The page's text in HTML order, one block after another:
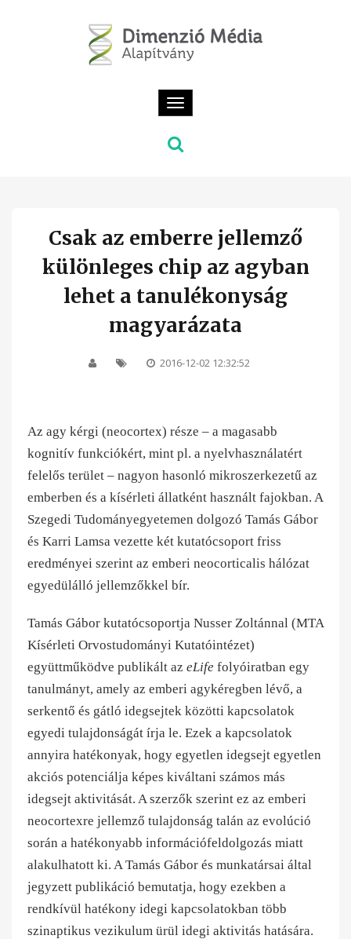
Toggle
navigation
Csak az emberre jellemző
különleges chip az agyban
lehet a tanulékonyság
magyarázata
2016-12-02 12:32:52
Az agy kérgi (neocortex) része – a magasabb
kognitív funkciókért, mint pl. a nyelvhasználatért
felelős terület – nagyon hasonló mikroszerkezetű az
emberben és a kísérleti állatként használt fajokban. A
Szegedi Tudományegyetemen dolgozó Tamás Gábor
és Karri Lamsa vezette két kutatócsoport friss
eredményei szerint az emberi neocorticalis hálózat
egyedülálló jellemzőkkel bír.
Tamás Gábor kutatócsoportja Nusser Zoltánnal (MTA
Kísérleti Orvostudományi Kutatóintézet)
együttműködve publikált az eLife folyóiratban egy
tanulmányt, amely az emberi agykéregben lévő, a
serkentő és gátló idegsejtek közötti kapcsolatok
egyedi tulajdonságát írja le. Ezek a kapcsolatok
annyira hatékonyak, hogy egyetlen idegsejt egyetlen
akciós potenciálja képes kiváltani számos más
idegsejt aktivitását. A szerzők szerint ez az emberi
neocortexre jellemző tulajdonság talán az evolúció
során a hatékonyabb információfeldolgozás miatt
alakulhatott ki. A Tamás Gábor és munkatársai által
jegyzett publikáció bemutatja, hogy ezekben a
rendkívül hatékony idegi kapcsolatokban több
szinaptikus vezikulum ürül idegi aktivitás hatására.